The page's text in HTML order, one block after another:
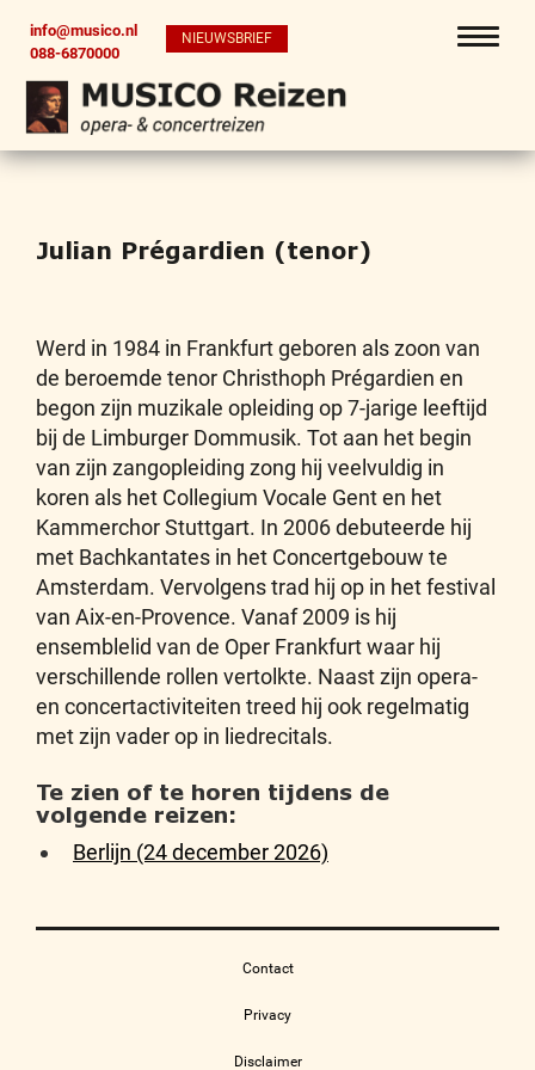
info@musico.nl
088-6870000
NIEUWSBRIEF
Julian Prégardien (tenor)
Werd in 1984 in Frankfurt geboren als zoon van
de beroemde tenor Christhoph Prégardien en
begon zijn muzikale opleiding op 7-jarige leeftijd
bij de Limburger Dommusik. Tot aan het begin
van zijn zangopleiding zong hij veelvuldig in
koren als het Collegium Vocale Gent en het
Kammerchor Stuttgart. In 2006 debuteerde hij
met Bachkantates in het Concertgebouw te
Amsterdam. Vervolgens trad hij op in het festival
van Aix-en-Provence. Vanaf 2009 is hij
ensemblelid van de Oper Frankfurt waar hij
verschillende rollen vertolkte. Naast zijn opera-
en concertactiviteiten treed hij ook regelmatig
met zijn vader op in liedrecitals.
Te zien of te horen tijdens de
volgende reizen:
Berlijn (24 december 2026)
Contact
Privacy
Disclaimer